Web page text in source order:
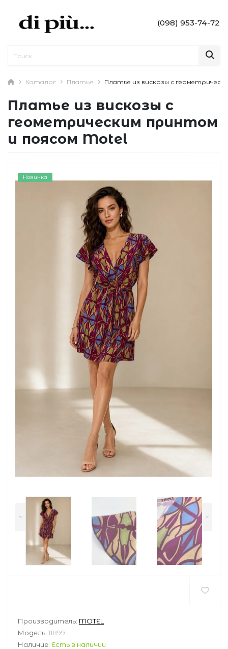
(098) 953-74-72
Каталог Платья Платье из вискозы с
Платье из вискозы с
геометрическим принтом
и поясом Motel
Новинка
< >
Производитель: MOTEL
Модель: 11899
Наличие: Есть в наличии